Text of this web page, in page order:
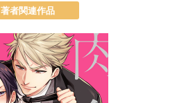
著者関連作品